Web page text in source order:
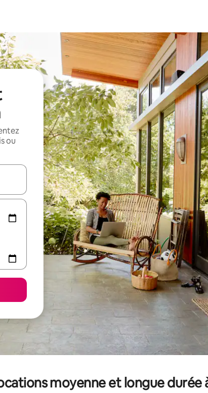
ou
vers le haut et vers le bas pour les parcourir ou en
moyenne et longue durée